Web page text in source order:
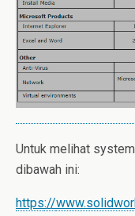
Untuk melihat
dibawah ini:
https://